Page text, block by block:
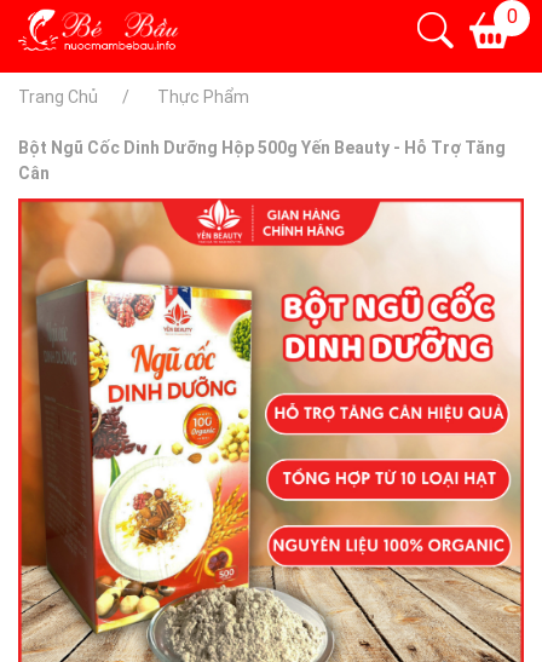
0
Trang Chủ Thực Phẩm
Bột Ngũ Cốc Dinh Dưỡng Hộp 500g Yến Beauty - Hỗ Trợ Tăng
Cân